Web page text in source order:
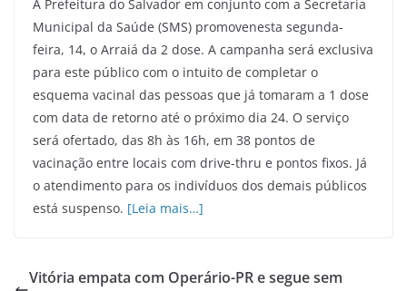
A Prefeitura do Salvador em conjunto com a Secretaria
Municipal da Saúde (SMS) promovenesta segunda-
feira, 14, o Arraiá da 2 dose. A campanha será exclusiva
para este público com o intuito de completar o
esquema vacinal das pessoas que já tomaram a 1 dose
com data de retorno até o próximo dia 24. O serviço
será ofertado, das 8h às 16h, em 38 pontos de
vacinação entre locais com drive-thru e pontos fixos. Já
o atendimento para os indivíduos dos demais públicos
está suspenso. [Leia mais…]
Vitória empata com Operário-PR e segue sem